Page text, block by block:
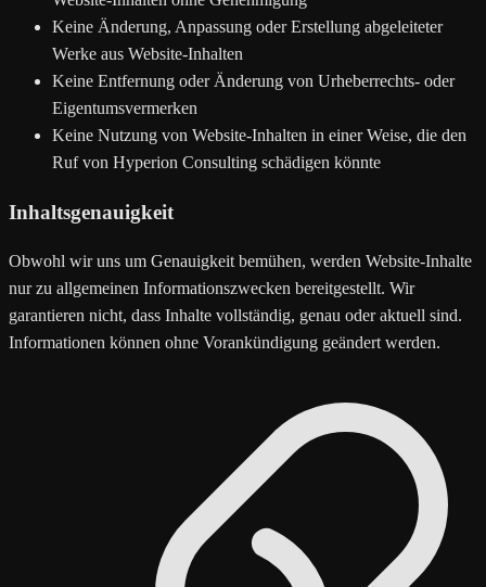
Keine Änderung, Anpassung oder Erstellung abgeleiteter
Werke aus Website-Inhalten
Keine Entfernung oder Änderung von Urheberrechts- oder
Eigentumsvermerken
Keine Nutzung von Website-Inhalten in einer Weise, die den
Ruf von Hyperion Consulting schädigen könnte
Inhaltsgenauigkeit
Obwohl wir uns um Genauigkeit bemühen, werden Website-Inhalte
nur zu allgemeinen Informationszwecken bereitgestellt. Wir
garantieren nicht, dass Inhalte vollständig, genau oder aktuell sind.
Informationen können ohne Vorankündigung geändert werden.